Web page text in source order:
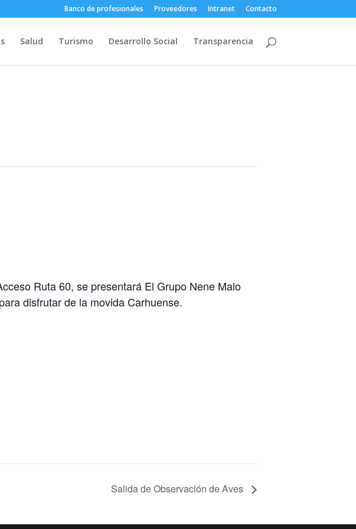
Banco de profesionales Proveedores Intranet Contacto
Salud Turismo Desarrollo Social Transparencia
Ruta 60, se presentará El Grupo Nene Malo
disfrutar de la movida Carhuense.
Salida de Observación de Aves